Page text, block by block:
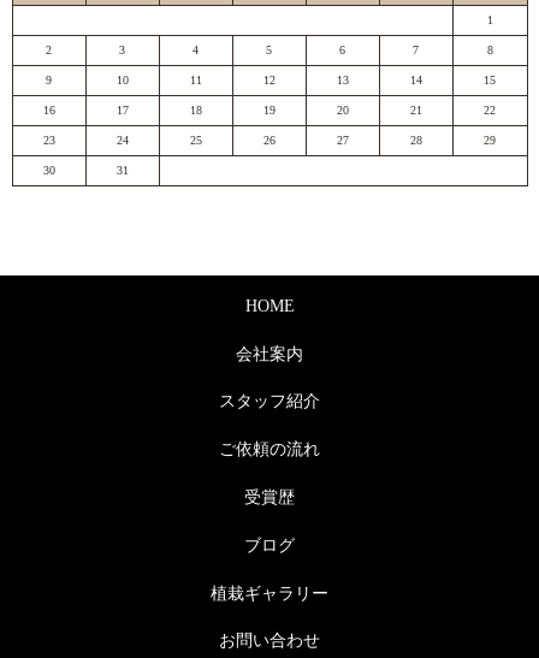
1
2 3 4 5 6 7 8
9 10 11 12 13 14 15
16 17 18 19 20 21 22
23 24 25 26 27 28 29
30 31
HOME
会社案内
スタッフ紹介
ご依頼の流れ
受賞歴
ブログ
植栽ギャラリー
お問い合わせ